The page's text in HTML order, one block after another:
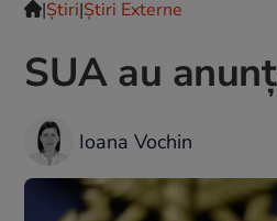
|Ştiri|Știri Externe
SUA au
Ioana Vochin